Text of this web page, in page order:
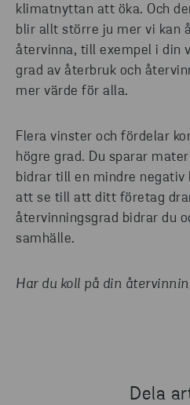
klimatnyttan att öka. Och
blir allt större ju mer vi kan
återvinna, till exempel i din
grad av återbruk och
mer värde för alla.
Flera vinster och fördelar
högre grad. Du sparar
bidrar till en mindre negativ
att se till att ditt företag
återvinningsgrad bidrar du
samhälle.
Har du koll på din
Dela